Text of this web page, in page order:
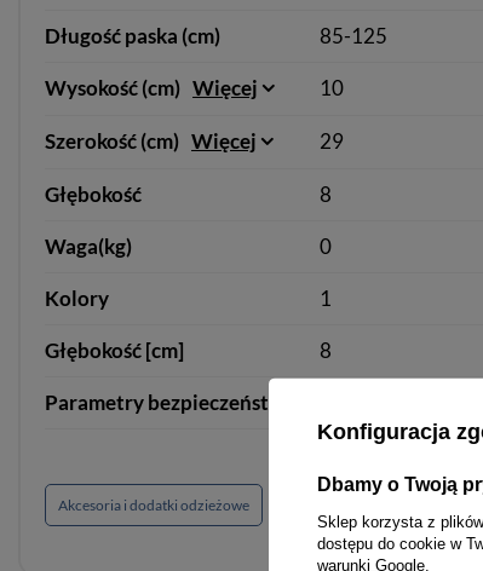
Długość paska (cm) 85-125
Wysokość (cm) Więcej 10
Szerokość (cm) Więcej 29
Głębokość 8
Waga(kg) 0
Kolory 1
Głębokość [cm] 8
Parametry bezpieczeństwa
Akcesoria i dodatki odzieżowe
Konfiguracja
Dbamy o Twoją
Sklep korzysta z
dostępu do cookie w
warunki Google